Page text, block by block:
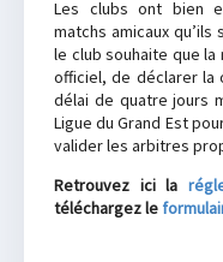
Les clubs ont bien
matchs amicaux
le club souhaite que
officiel, de déclarer la
délai de quatre jours
Ligue du Grand Est
valider les arbitres
Retrouvez ici la
téléchargez le